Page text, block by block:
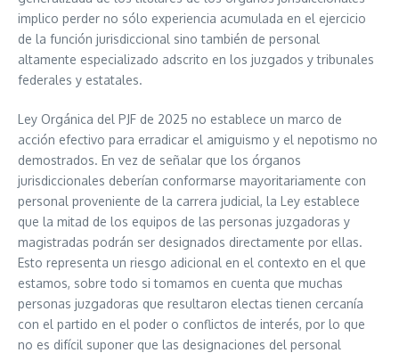
implico perder no sólo experiencia acumulada en el ejercicio
de la función jurisdiccional sino también de personal
altamente especializado adscrito en los juzgados y tribunales
federales y estatales.
Ley Orgánica del PJF de 2025 no establece un marco de
acción efectivo para erradicar el amiguismo y el nepotismo no
demostrados. En vez de señalar que los órganos
jurisdiccionales deberían conformarse mayoritariamente con
personal proveniente de la carrera judicial, la Ley establece
que la mitad de los equipos de las personas juzgadoras y
magistradas podrán ser designados directamente por ellas.
Esto representa un riesgo adicional en el contexto en el que
estamos, sobre todo si tomamos en cuenta que muchas
personas juzgadoras que resultaron electas tienen cercanía
con el partido en el poder o conflictos de interés, por lo que
no es difícil suponer que las designaciones del personal